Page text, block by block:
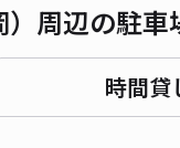
周辺の駐車
時間貸